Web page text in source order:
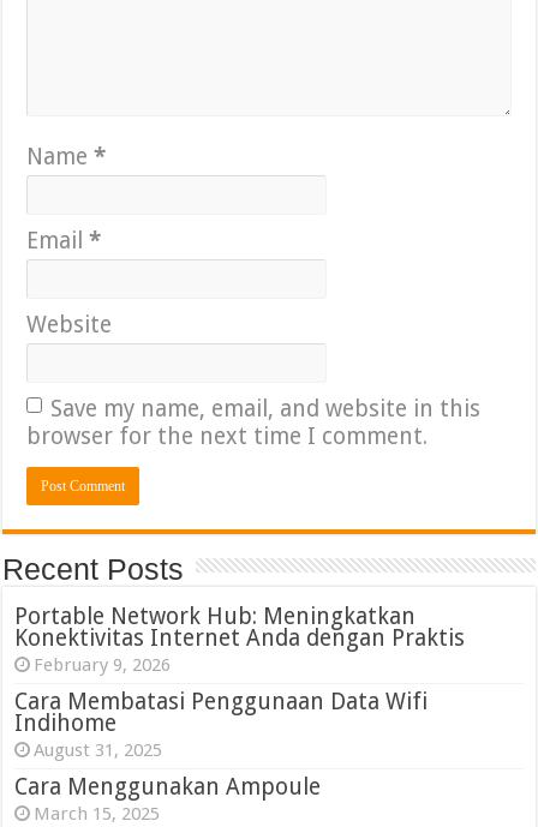
Name*
Email*
Website
Save my name, email, and website in this
browser for the next time I comment.
Recent Posts
Portable Network Hub: Meningkatkan
Konektivitas Internet Anda dengan Praktis
February 9, 2026
Cara Membatasi Penggunaan Data Wifi
Indihome
August 31, 2025
Cara Menggunakan Ampoule
March 15, 2025